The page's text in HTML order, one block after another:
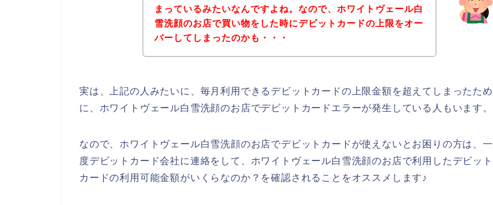
まっているみたいなんですよね。なので、ホワイトヴェール白
雪洗顔のお店で買い物をした時にデビットカードの上限をオー
バーしてしまったのかも・・・
実は、上記の人みたいに、毎月利用できるデビットカードの上限金額を超えてしまったため
に、ホワイトヴェール白雪洗顔のお店でデビットカードエラーが発生している人もいます。
なので、ホワイトヴェール白雪洗顔のお店でデビットカードが使えないとお困りの方は、一
度デビットカード会社に連絡をして、ホワイトヴェール白雪洗顔のお店で利用したデビット
カードの利用可能金額がいくらなのか？を確認されることをオススメします♪